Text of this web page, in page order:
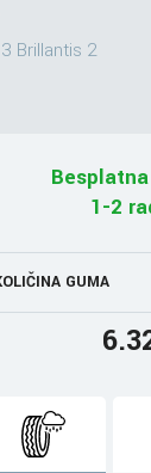
Brillantis 2
1-2
GUMA